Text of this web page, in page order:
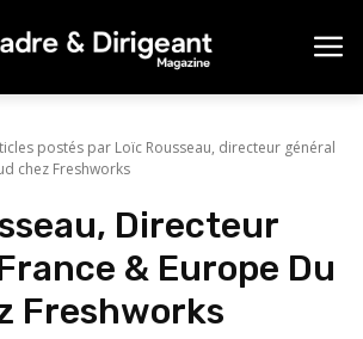
postés par Loïc Rousseau, directeur général
chez Freshworks
Directeur
& Europe Du
Freshworks